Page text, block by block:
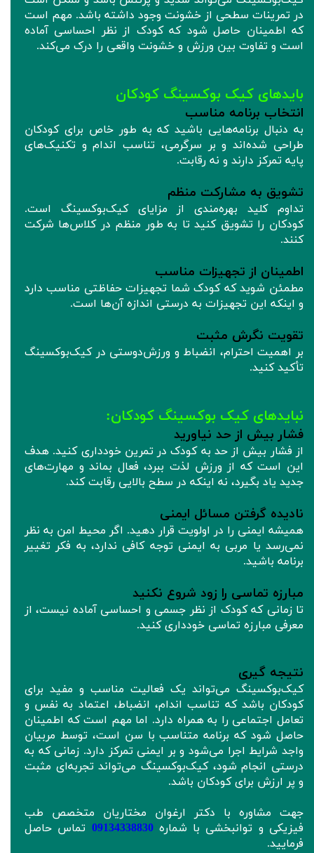
در تمرینات سطحی از خشونت وجود داشته باشد. مهم است
که اطمینان حاصل شود که کودک از نظر احساسی آماده
است و تفاوت بین ورزش و خشونت واقعی را درک می‌کند.
بایدهای کیک‌ بوکسینگ کودکان
انتخاب برنامه مناسب
به دنبال برنامه‌هایی باشید که به طور خاص برای کودکان
طراحی شده‌اند و بر سرگرمی، تناسب اندام و تکنیک‌های
پایه تمرکز دارند و نه رقابت.
تشویق به مشارکت منظم
تداوم کلید بهره‌مندی از مزایای کیک‌بوکسینگ است.
کودکان را تشویق کنید تا به طور منظم در کلاس‌ها شرکت
کنند.
اطمینان از تجهیزات مناسب
مطمئن شوید که کودک شما تجهیزات حفاظتی مناسب دارد
و اینکه این تجهیزات به درستی اندازه آن‌ها است.
تقویت نگرش مثبت
بر اهمیت احترام، انضباط و ورزش‌دوستی در کیک‌بوکسینگ
تأکید کنید.
نبایدهای کیک بوکسینگ کودکان:
فشار بیش از حد نیاورید
از فشار بیش از حد به کودک در تمرین خودداری کنید. هدف
این است که از ورزش لذت ببرد، فعال بماند و مهارت‌های
جدید یاد بگیرد، نه اینکه در سطح بالایی رقابت کند.
نادیده گرفتن مسائل ایمنی
همیشه ایمنی را در اولویت قرار دهید. اگر محیط امن به نظر
نمی‌رسد یا مربی به ایمنی توجه کافی ندارد، به فکر تغییر
برنامه باشید.
مبارزه تماسی را زود شروع نکنید
تا زمانی که کودک از نظر جسمی و احساسی آماده نیست، از
معرفی مبارزه تماسی خودداری کنید.
نتیجه‌ گیری
کیک‌بوکسینگ می‌تواند یک فعالیت مناسب و مفید برای
کودکان باشد که تناسب اندام، انضباط، اعتماد به نفس و
تعامل اجتماعی را به همراه دارد. اما مهم است که اطمینان
حاصل شود که برنامه متناسب با سن است، توسط مربیان
واجد شرایط اجرا می‌شود و بر ایمنی تمرکز دارد. زمانی که به
درستی انجام شود، کیک‌بوکسینگ می‌تواند تجربه‌ای مثبت
و پر ارزش برای کودکان باشد.
جهت مشاوره با دکتر ارغوان مختاریان متخصص طب
فیزیکی و توانبخشی با شماره09134338830 تماس حاصل
فرمایید.